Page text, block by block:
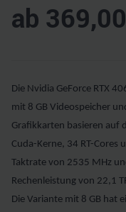
ab 369,00
Die Nvidia GeForce RTX
mit 8 GB Videospeicher
Grafikkarten basieren auf
Cuda-Kerne, 34 RT-Cores
Taktrate von 2535 MHz
Rechenleistung von 22,1
Die Variante mit 8 GB hat